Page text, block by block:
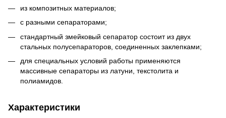
из композитных материалов;
с разными сепараторами;
стандартный змейковый сепаратор состоит из двух
стальных полусепараторов, соединенных заклепками;
для специальных условий работы применяются
массивные сепараторы из латуни, текстолита и
полиамидов.
Характеристики